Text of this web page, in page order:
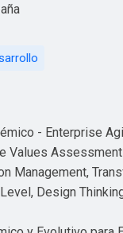
- Enterprise
Values
Management,
Design